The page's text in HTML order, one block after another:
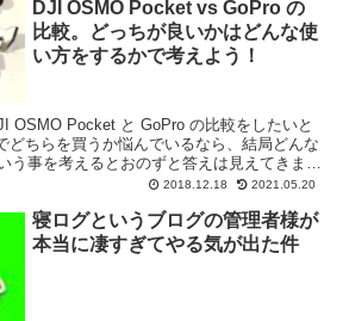
DJI OSMO Pocket vs GoPro の
比較。どっちが良いかはどんな使
い方をするかで考えよう！
OSMO Pocket と GoPro の比較をしたいと
どちらを買うか悩んでいるなら、結局どんな
う事を考えるとおのずと答えは見えてきま
2018.12.18 2021.05.20
寝ログというブログの管理者様が
本当に凄すぎてやる気が出た件